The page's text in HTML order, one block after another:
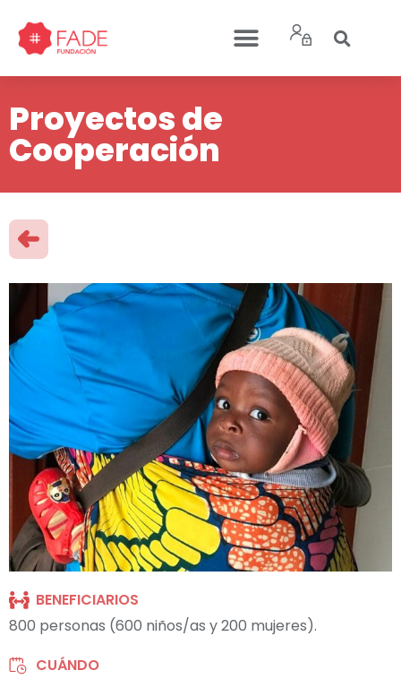
Proyectos de
Cooperación
BENEFICIARIOS
800 personas (600 niños/as y 200 mujeres).
CUÁNDO